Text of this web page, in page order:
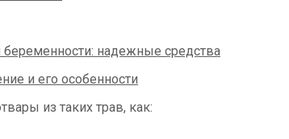
из таких трав, как: